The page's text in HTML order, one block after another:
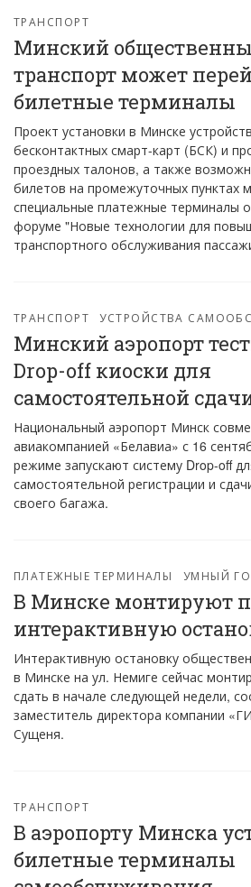
ТРАНСПОРТ
Минский
транспорт может
билетные терминалы
Проект установки в Минске
бесконтактных смарт-карт (БСК) и
проездных талонов, а также
билетов на промежуточных пунктах
специальные платежные терминалы
форуме "Новые технологии для
транспортного обслуживания
ТРАНСПОРТ УСТРОЙСТВА
Минский аэропорт
Drop-off киоски для
самостоятельной
Национальный аэропорт Минск
авиакомпанией «Белавиа» с 16
режиме запускают систему Drop-off
самостоятельной регистрации и
своего багажа.
ПЛАТЕЖНЫЕ ТЕРМИНАЛЫ УМНЫЙ
В Минске монтируют
интерактивную
Интерактивную остановку
в Минске на ул. Немиге сейчас
сдать в начале следующей недели,
заместитель директора компании
Сущеня.
ТРАНСПОРТ
В аэропорту Минска
билетные терминалы